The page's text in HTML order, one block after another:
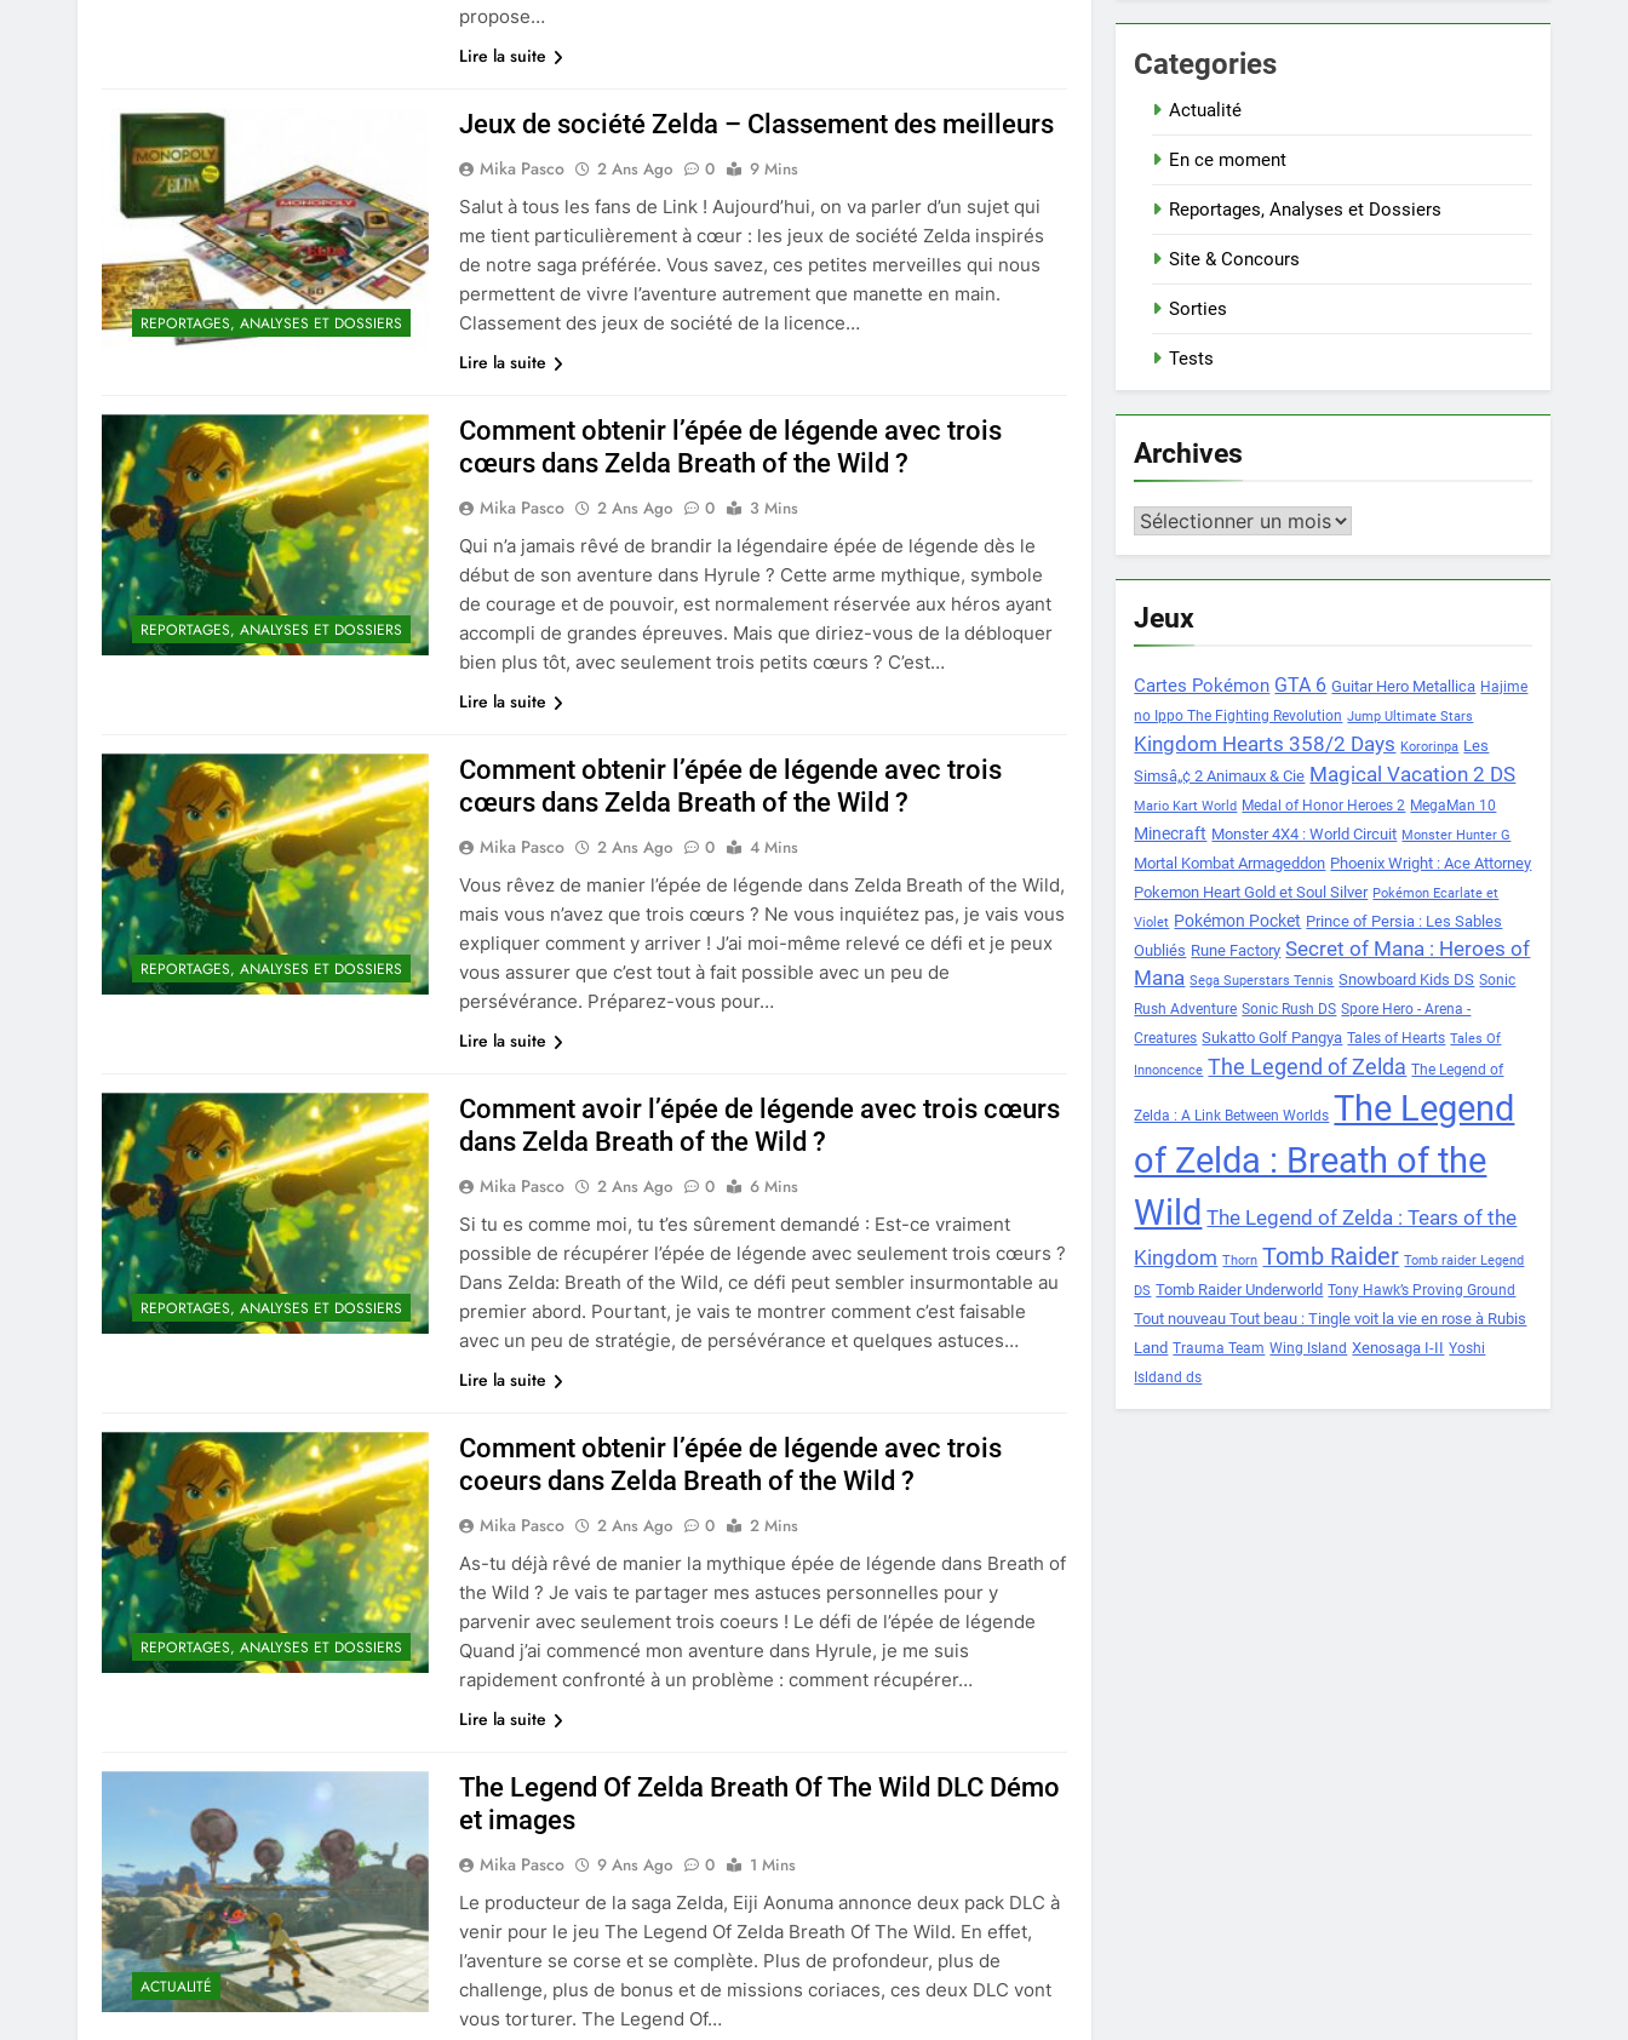
propose…
Lire la suite
REPORTAGES, ANALYSES ET DOSSIERS
Jeux de société Zelda – Classement des meilleurs
Mika Pasco 2 Ans Ago 0
9 Mins
Salut à tous les fans de Link ! Aujourd’hui, on va parler d’un sujet qui
me tient particulièrement à cœur : les jeux de société Zelda inspirés
de notre saga préférée. Vous savez, ces petites merveilles qui nous
permettent de vivre l’aventure autrement que manette en main.
Classement des jeux de société de la licence…
Lire la suite
REPORTAGES, ANALYSES ET DOSSIERS
Comment obtenir l’épée de légende avec trois
cœurs dans Zelda Breath of the Wild ?
Mika Pasco 2 Ans Ago 0
3 Mins
Qui n’a jamais rêvé de brandir la légendaire épée de légende dès le
début de son aventure dans Hyrule ? Cette arme mythique, symbole
de courage et de pouvoir, est normalement réservée aux héros ayant
accompli de grandes épreuves. Mais que diriez-vous de la débloquer
bien plus tôt, avec seulement trois petits cœurs ? C’est…
Lire la suite
REPORTAGES, ANALYSES ET DOSSIERS
Comment obtenir l’épée de légende avec trois
cœurs dans Zelda Breath of the Wild ?
Mika Pasco 2 Ans Ago 0
4 Mins
Vous rêvez de manier l’épée de légende dans Zelda Breath of the Wild,
mais vous n’avez que trois cœurs ? Ne vous inquiétez pas, je vais vous
expliquer comment y arriver ! J’ai moi-même relevé ce défi et je peux
vous assurer que c’est tout à fait possible avec un peu de
persévérance. Préparez-vous pour…
Lire la suite
REPORTAGES, ANALYSES ET DOSSIERS
Comment avoir l’épée de légende avec trois cœurs
dans Zelda Breath of the Wild ?
Mika Pasco 2 Ans Ago 0
6 Mins
Si tu es comme moi, tu t’es sûrement demandé : Est-ce vraiment
possible de récupérer l’épée de légende avec seulement trois cœurs ?
Dans Zelda: Breath of the Wild, ce défi peut sembler insurmontable au
premier abord. Pourtant, je vais te montrer comment c’est faisable
avec un peu de stratégie, de persévérance et quelques astuces…
Lire la suite
REPORTAGES, ANALYSES ET DOSSIERS
Comment obtenir l’épée de légende avec trois
coeurs dans Zelda Breath of the Wild ?
Mika Pasco 2 Ans Ago 0
2 Mins
As-tu déjà rêvé de manier la mythique épée de légende dans Breath of
the Wild ? Je vais te partager mes astuces personnelles pour y
parvenir avec seulement trois coeurs ! Le défi de l’épée de légende
Quand j’ai commencé mon aventure dans Hyrule, je me suis
rapidement confronté à un problème : comment récupérer…
Lire la suite
ACTUALITÉ
The Legend Of Zelda Breath Of The Wild DLC Démo
et images
Mika Pasco 9 Ans Ago 0
1 Mins
Le producteur de la saga Zelda, Eiji Aonuma annonce deux pack DLC à
venir pour le jeu The Legend Of Zelda Breath Of The Wild. En effet,
l’aventure se corse et se complète. Plus de profondeur, plus de
challenge, plus de bonus et de missions coriaces, ces deux DLC vont
vous torturer. The Legend Of…
Categories
Actualité
En ce moment
Reportages, Analyses et Dossiers
Site & Concours
Sorties
Tests
Archives
Archives
Jeux
Cartes Pokémon GTA 6 Guitar Hero Metallica Hajime
no Ippo The Fighting Revolution Jump Ultimate Stars
Kingdom Hearts 358/2 Days Kororinpa Les
Simsâ„¢ 2 Animaux & Cie Magical Vacation 2 DS
Mario Kart World Medal of Honor Heroes 2 MegaMan 10
Minecraft Monster 4X4 : World Circuit Monster Hunter G
Mortal Kombat Armageddon Phoenix Wright : Ace Attorney
Pokemon Heart Gold et Soul Silver Pokémon Ecarlate et
Violet Pokémon Pocket Prince of Persia : Les Sables
Oubliés Rune Factory Secret of Mana : Heroes of
Mana Sega Superstars Tennis Snowboard Kids DS Sonic
Rush Adventure Sonic Rush DS Spore Hero - Arena -
Creatures Sukatto Golf Pangya Tales of Hearts Tales Of
Innoncence The Legend of Zelda The Legend of
Zelda : A Link Between Worlds The Legend
of Zelda : Breath of the
Wild The Legend of Zelda : Tears of the
Kingdom Thorn Tomb Raider Tomb raider Legend
DS Tomb Raider Underworld Tony Hawk’s Proving Ground
Tout nouveau Tout beau : Tingle voit la vie en rose à Rubis
Land Trauma Team Wing Island Xenosaga I-II Yoshi
Isldand ds